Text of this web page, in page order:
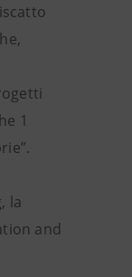
1
la
and